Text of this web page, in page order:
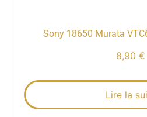
Sony 18650 Murata
8,90 €
Lire la